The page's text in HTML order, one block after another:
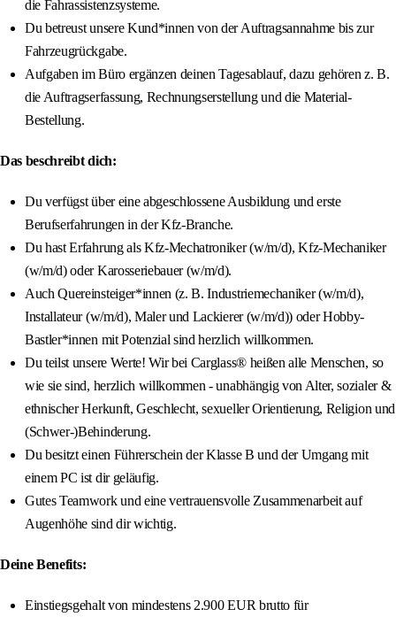
die Fahrassistenzsysteme.
Du betreust unsere Kund*innen von der Auftragsannahme bis zur
Fahrzeugrückgabe.
Aufgaben im Büro ergänzen deinen Tagesablauf, dazu gehören z. B.
die Auftragserfassung, Rechnungserstellung und die Material-
Bestellung.
Das beschreibt dich:
Du verfügst über eine abgeschlossene Ausbildung und erste
Berufserfahrungen in der Kfz-Branche.
Du hast Erfahrung als Kfz-Mechatroniker (w/m/d), Kfz-Mechaniker
(w/m/d) oder Karosseriebauer (w/m/d).
Auch Quereinsteiger*innen (z. B. Industriemechaniker (w/m/d),
Installateur (w/m/d), Maler und Lackierer (w/m/d)) oder Hobby-
Bastler*innen mit Potenzial sind herzlich willkommen.
Du teilst unsere Werte! Wir bei Carglass® heißen alle Menschen, so
wie sie sind, herzlich willkommen - unabhängig von Alter, sozialer &
ethnischer Herkunft, Geschlecht, sexueller Orientierung, Religion und
(Schwer-)Behinderung.
Du besitzt einen Führerschein der Klasse B und der Umgang mit
einem PC ist dir geläufig.
Gutes Teamwork und eine vertrauensvolle Zusammenarbeit auf
Augenhöhe sind dir wichtig.
Deine Benefits:
Einstiegsgehalt von mindestens 2.900 EUR brutto für